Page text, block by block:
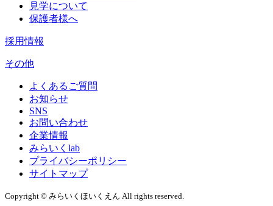
見学について
保護者様へ
採用情報
その他
よくあるご質問
お知らせ
SNS
お問い合わせ
企業情報
みらいくlab
プライバシーポリシー
サイトマップ
Copyright © みらいくほいくえん All rights reserved.